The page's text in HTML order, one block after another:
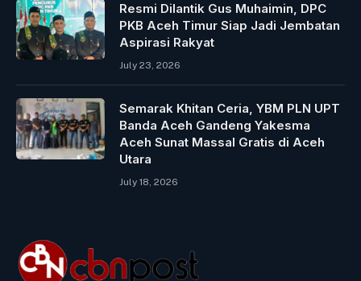
Resmi Dilantik Gus Muhaimin, DPC
PKB Aceh Timur Siap Jadi Jembatan
Aspirasi Rakyat
July 23, 2026
Semarak Khitan Ceria, YBM PLN UPT
Banda Aceh Gandeng Yakesma
Aceh Sunat Massal Gratis di Aceh
Utara
July 18, 2026